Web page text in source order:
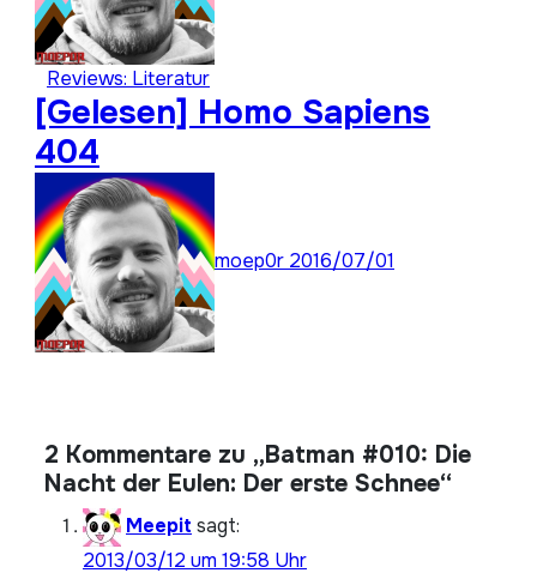
Reviews: Literatur
[Gelesen] Homo Sapiens
404
moep0r 2016/07/01
2 Kommentare zu „Batman #010: Die
Nacht der Eulen: Der erste Schnee“
Meepit sagt:
2013/03/12 um 19:58 Uhr